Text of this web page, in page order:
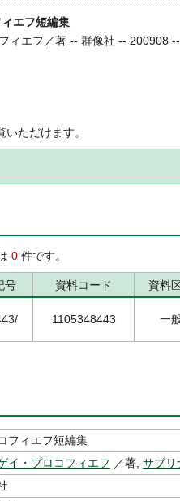
ィエフ短編集
ィエフ／著 -- 群像社 -- 200908 --
ただけます。
0 件です。
号 資料コード 資料
1105348443 一
フィエフ短編集
イ・プロコフィエフ ／著, サブリ